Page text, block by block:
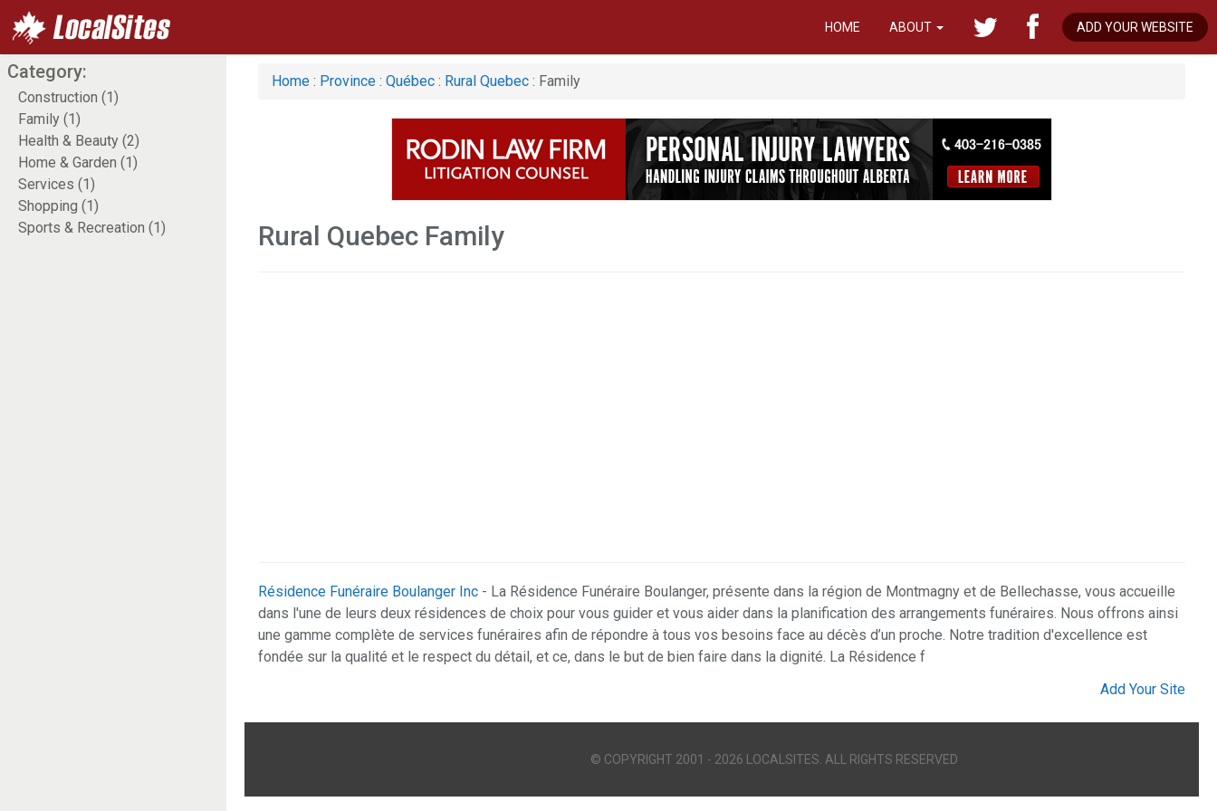
HOME ABOUT ADD YOUR WEBSITE
Category:
Construction (1)
Family (1)
Health & Beauty (2)
Home & Garden (1)
Services (1)
Shopping (1)
Sports & Recreation (1)
Home : Province : Québec : Rural Quebec : Family
Rural Quebec Family
Résidence Funéraire Boulanger Inc - La Résidence Funéraire Boulanger, présente dans la région de Montmagny et de Bellechasse, vous accueille
dans l'une de leurs deux résidences de choix pour vous guider et vous aider dans la planification des arrangements funéraires. Nous offrons ainsi
une gamme complète de services funéraires afin de répondre à tous vos besoins face au décès d’un proche. Notre tradition d'excellence est
fondée sur la qualité et le respect du détail, et ce, dans le but de bien faire dans la dignité. La Résidence f
Add Your Site
© COPYRIGHT 2001 - 2026 LOCALSITES. ALL RIGHTS RESERVED